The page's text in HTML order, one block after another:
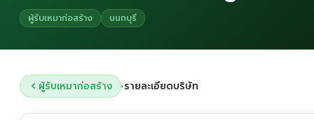
ผู้รับเหมาก่อสร้าง นนทบุรี
ผู้รับเหมาก่อสร้าง ›รายละเอียดบริษัท